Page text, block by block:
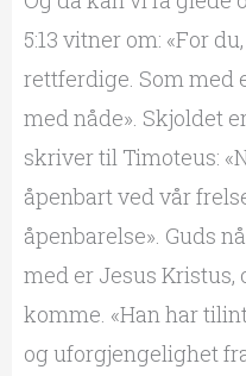
5:13 vitner om: «For
rettferdige. Som med
med nåde». Skjoldet
skriver til Timoteus:
åpenbart ved vår
åpenbarelse». Guds
med er Jesus Kristus,
komme. «Han har
og uforgjengelighet